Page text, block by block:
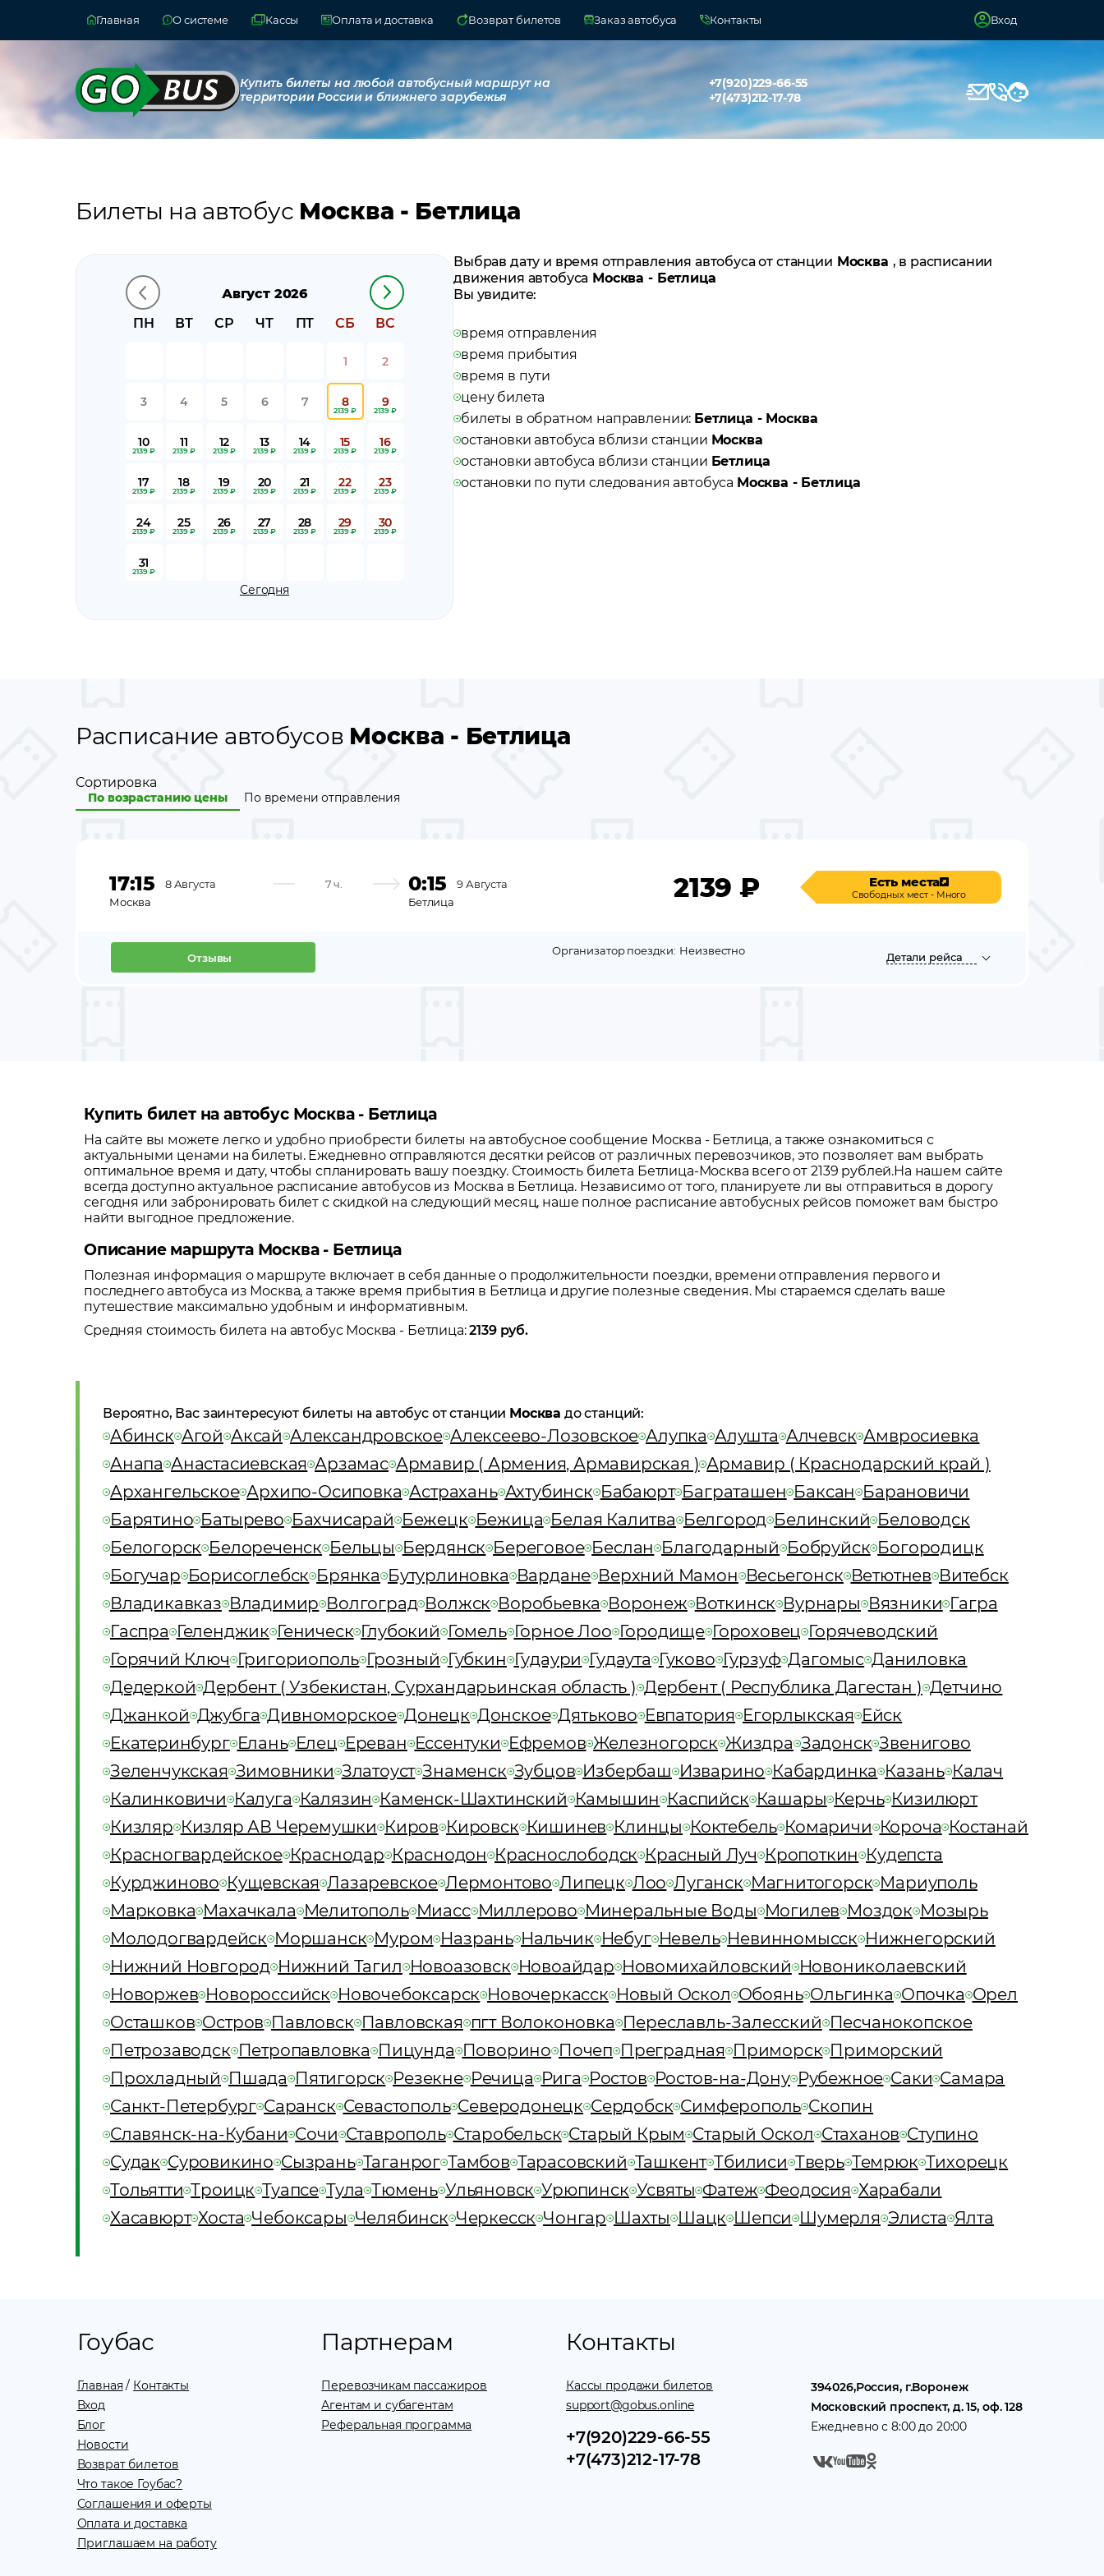
Главная О системе Кассы Оплата и доставка Возврат билетов Заказ автобуса Контакты Вход
Купить билеты на любой автобусный маршрут на
территории России и ближнего зарубежья
+7(920)229-66-55
+7(473)212-17-78
Билеты на автобус Москва - Бетлица
Август 2026
ПН
ВТ СР ЧТ ПТ СБ ВС
1 2
3 4 5 6 7 8
2139 ₽
9
2139 ₽
10
2139 ₽
11
2139 ₽
12
2139 ₽
13
2139 ₽
14
2139 ₽
15
2139 ₽
16
2139 ₽
17
2139 ₽
18
2139 ₽
19
2139 ₽
20
2139 ₽
21
2139 ₽
22
2139 ₽
23
2139 ₽
24
2139 ₽
25
2139 ₽
26
2139 ₽
27
2139 ₽
28
2139 ₽
29
2139 ₽
30
2139 ₽
31
2139 ₽
Сегодня
Выбрав дату и время отправления автобуса от станции Москва , в расписании
движения автобуса Москва - Бетлица
Вы увидите:
время отправления
время прибытия
время в пути
цену билета
билеты в обратном направлении: Бетлица - Москва
остановки автобуса вблизи станции Москва
остановки автобуса вблизи станции Бетлица
остановки по пути следования автобуса Москва - Бетлица
Расписание автобусов Москва - Бетлица
Сортировка
По возрастанию цены По времени отправления
17:15
8 Августа
Москва
7 ч. 0:15
9 Августа
Бетлица
2139 ₽ Есть места
Свободных мест - Много
Отзывы
Организатор поездки: Неизвестно Детали рейса
Купить билет на автобус Москва - Бетлица
На сайте вы можете легко и удобно приобрести билеты на автобусное сообщение Москва - Бетлица, а также ознакомиться с
актуальными ценами на билеты. Ежедневно отправляются десятки рейсов от различных перевозчиков, это позволяет вам выбрать
оптимальное время и дату, чтобы спланировать вашу поездку. Стоимость билета Бетлица-Москва всего от 2139 рублей.На нашем сайте
всегда доступно актуальное расписание автобусов из Москва в Бетлица. Независимо от того, планируете ли вы отправиться в дорогу
сегодня или забронировать билет с скидкой на следующий месяц, наше полное расписание автобусных рейсов поможет вам быстро
найти выгодное предложение.
Описание маршрута Москва - Бетлица
Полезная информация о маршруте включает в себя данные о продолжительности поездки, времени отправления первого и
последнего автобуса из Москва, а также время прибытия в Бетлица и другие полезные сведения. Мы стараемся сделать ваше
путешествие максимально удобным и информативным.
Средняя стоимость билета на автобус Москва - Бетлица: 2139руб.
Вероятно, Вас заинтересуют билеты на автобус от станции Москва до станций:
Абинск Агой Аксай Александровское Алексеево-Лозовское Алупка Алушта Алчевск Амвросиевка
Анапа Анастасиевская Арзамас Армавир ( Армения, Армавирская ) Армавир ( Краснодарский край )
Архангельское Архипо-Осиповка Астрахань Ахтубинск Бабаюрт Баграташен Баксан Барановичи
Барятино Батырево Бахчисарай Бежецк Бежица Белая Калитва Белгород Белинский Беловодск
Белогорск Белореченск Бельцы Бердянск Береговое Беслан Благодарный Бобруйск Богородицк
Богучар Борисоглебск Брянка Бутурлиновка Вардане Верхний Мамон Весьегонск Ветютнев Витебск
Владикавказ Владимир Волгоград Волжск Воробьевка Воронеж Воткинск Вурнары Вязники Гагра
Гаспра Геленджик Геническ Глубокий Гомель Горное Лоо Городище Гороховец Горячеводский
Горячий Ключ Григориополь Грозный Губкин Гудаури Гудаута Гуково Гурзуф Дагомыс Даниловка
Дедеркой Дербент ( Узбекистан, Сурхандарьинская область ) Дербент ( Республика Дагестан ) Детчино
Джанкой Джубга Дивноморское Донецк Донское Дятьково Евпатория Егорлыкская Ейск
Екатеринбург Елань Елец Ереван Ессентуки Ефремов Железногорск Жиздра Задонск Звенигово
Зеленчукская Зимовники Златоуст Знаменск Зубцов Избербаш Изварино Кабардинка Казань Калач
Калинковичи Калуга Калязин Каменск-Шахтинский Камышин Каспийск Кашары Керчь Кизилюрт
Кизляр Кизляр АВ Черемушки Киров Кировск Кишинев Клинцы Коктебель Комаричи Короча Костанай
Красногвардейское Краснодар Краснодон Краснослободск Красный Луч Кропоткин Кудепста
Курджиново Кущевская Лазаревское Лермонтово Липецк Лоо Луганск Магнитогорск Мариуполь
Марковка Махачкала Мелитополь Миасс Миллерово Минеральные Воды Могилев Моздок Мозырь
Молодогвардейск Моршанск Муром Назрань Нальчик Небуг Невель Невинномысск Нижнегорский
Нижний Новгород Нижний Тагил Новоазовск Новоайдар Новомихайловский Новониколаевский
Новоржев Новороссийск Новочебоксарск Новочеркасск Новый Оскол Обоянь Ольгинка Опочка Орел
Осташков Остров Павловск Павловская пгт Волоконовка Переславль-Залесский Песчанокопское
Петрозаводск Петропавловка Пицунда Поворино Почеп Преградная Приморск Приморский
Прохладный Пшада Пятигорск Резекне Речица Рига Ростов Ростов-на-Дону Рубежное Саки Самара
Санкт-Петербург Саранск Севастополь Северодонецк Сердобск Симферополь Скопин
Славянск-на-Кубани Сочи Ставрополь Старобельск Старый Крым Старый Оскол Стаханов Ступино
Судак Суровикино Сызрань Таганрог Тамбов Тарасовский Ташкент Тбилиси Тверь Темрюк Тихорецк
Тольятти Троицк Туапсе Тула Тюмень Ульяновск Урюпинск Усвяты Фатеж Феодосия Харабали
Хасавюрт Хоста Чебоксары Челябинск Черкесск Чонгар Шахты Шацк Шепси Шумерля Элиста Ялта
Гоубас
Главная / Контакты
Вход
Блог
Новости
Возврат билетов
Что такое Гоубас?
Соглашения и оферты
Оплата и доставка
Приглашаем на работу
Партнерам
Перевозчикам пассажиров
Агентам и субагентам
Реферальная программа
Контакты
Кассы продажи билетов
support@gobus.online
+7(920)229-66-55
+7(473)212-17-78
394026,Россия, г.Воронеж
Московский проспект, д. 15, оф. 128
Ежедневно с 8:00 до 20:00